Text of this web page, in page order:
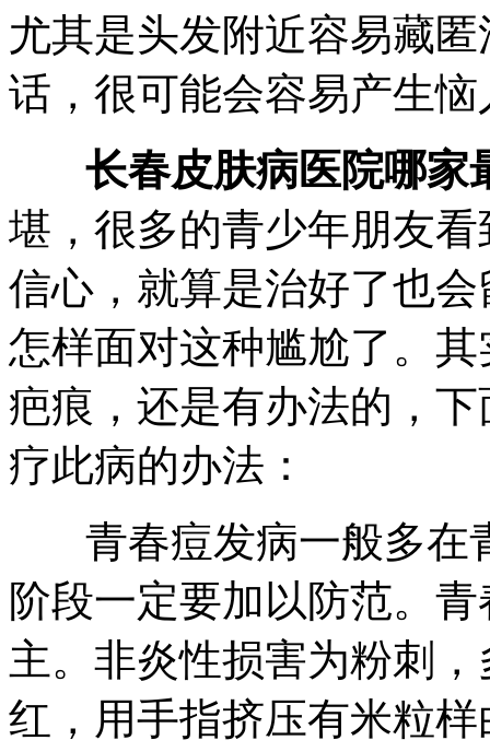
尤其是头发附近容易藏
话，很可能会容易产生
长春皮肤病医院哪家
堪，很多的青少年朋友
信心，就算是治好了也
怎样面对这种尴尬了。
疤痕，还是有办法的，
疗此病的办法：
青春痘发病一般多在
阶段一定要加以防范。
主。非炎性损害为粉刺
红，用手指挤压有米粒